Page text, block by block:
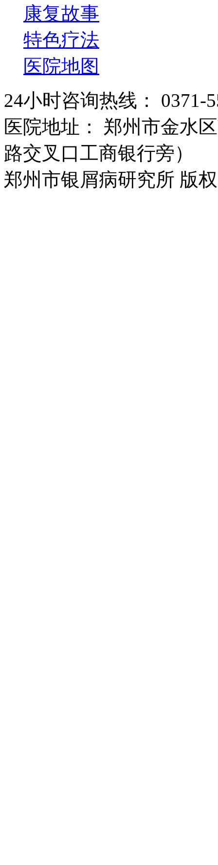
康复故事
特色疗法
医院地图
24小时咨询热线： 0371-
医院地址： 郑州市金水
路交叉口工商银行旁）
郑州市银屑病研究所 版